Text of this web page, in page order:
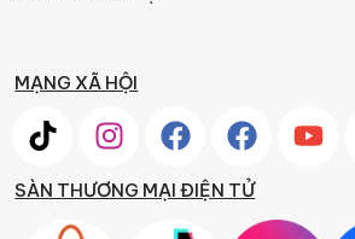
MẠNG XÃ HỘI
SÀN THƯƠNG MẠI ĐIỆN TỬ